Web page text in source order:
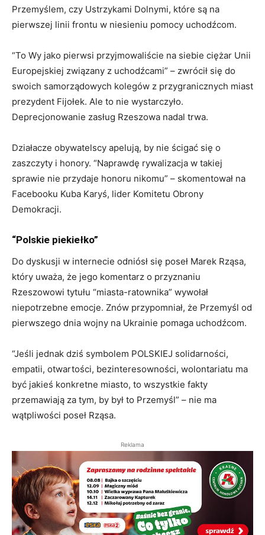
Przemyślem, czy Ustrzykami Dolnymi, które są na
pierwszej linii frontu w niesieniu pomocy uchodźcom.
“To Wy jako pierwsi przyjmowaliście na siebie ciężar Unii
Europejskiej związany z uchodźcami” – zwrócił się do
swoich samorządowych kolegów z przygranicznych miast
prezydent Fijołek. Ale to nie wystarczyło.
Deprecjonowanie zasług Rzeszowa nadal trwa.
Działacze obywatelscy apelują, by nie ścigać się o
zaszczyty i honory. “Naprawdę rywalizacja w takiej
sprawie nie przydaje honoru nikomu” – skomentował na
Facebooku Kuba Karyś, lider Komitetu Obrony
Demokracji.
“Polskie piekiełko”
Do dyskusji w internecie odniósł się poseł Marek Rząsa,
który uważa, że jego komentarz o przyznaniu
Rzeszowowi tytułu “miasta-ratownika” wywołał
niepotrzebne emocje. Znów przypomniał, że Przemyśl od
pierwszego dnia wojny na Ukrainie pomaga uchodźcom.
“Jeśli jednak dziś symbolem POLSKIEJ solidarności,
empatii, otwartości, bezinteresowności, wolontariatu ma
być jakieś konkretne miasto, to wszystkie fakty
przemawiają za tym, by był to Przemyśl” – nie ma
wątpliwości poseł Rząsa.
Reklama